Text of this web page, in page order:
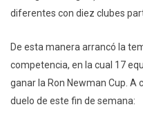
diferentes con diez clubes
De esta manera arrancó la
competencia, en la cual 17
ganar la Ron Newman Cup. A
duelo de este fin de semana: